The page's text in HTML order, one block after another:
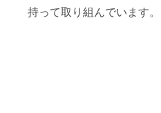
持って取り組んでいます。